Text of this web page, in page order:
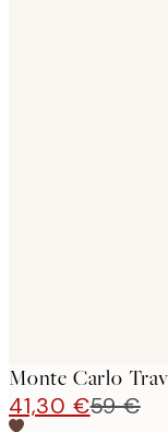
Monte Carlo
41,30 €59 €